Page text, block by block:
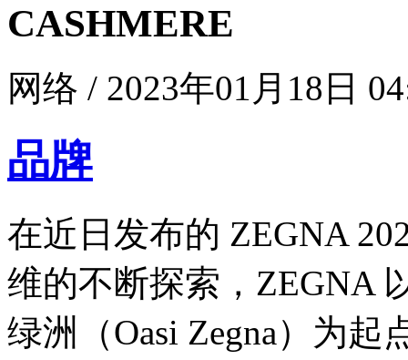
CASHMERE
网络 / 2023年01月18日
品牌
在近日发布的 ZEGNA
维的不断探索，ZEGNA
绿洲（Oasi Zegna）为